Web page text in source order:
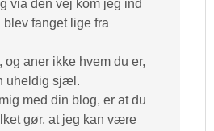
via den vej kom jeg ind
blev fanget lige fra
og aner ikke hvem du er,
uheldig sjæl.
med din blog, er at du
gør, at jeg kan være